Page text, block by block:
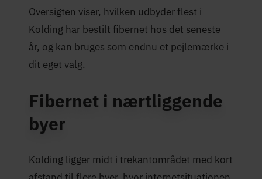
Oversigten viser, hvilken udbyder flest i
Kolding har bestilt fibernet hos det seneste
år, og kan bruges som endnu et pejlemærke i
dit eget valg.
Fibernet i nærtliggende
byer
Kolding ligger midt i trekantområdet med kort